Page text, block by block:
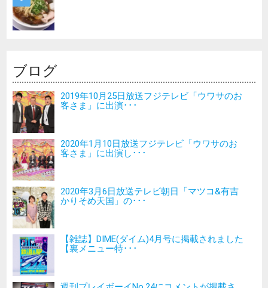
ブログ
2019年10月25日放送フジテレビ「ウワサのお
客さま」に出演･･･
2020年1月10日放送フジテレビ「ウワサのお
客さま」に出演し･･･
2020年3月6日放送テレビ朝日「マツコ&有吉
かりそめ天国」の･･･
【雑誌】DIME(ダイム)4月号に掲載されました
【裏メニュー特･･･